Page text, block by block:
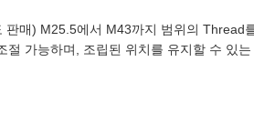
매) M25.5에서 M43까지 범위의 Thread
가능하며, 조립된 위치를 유지할 수 있는